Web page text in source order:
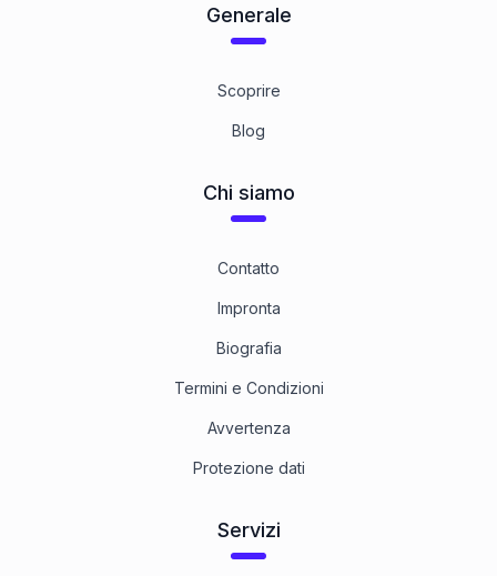
Generale
Scoprire
Blog
Chi siamo
Contatto
Impronta
Biografia
Termini e Condizioni
Avvertenza
Protezione dati
Servizi